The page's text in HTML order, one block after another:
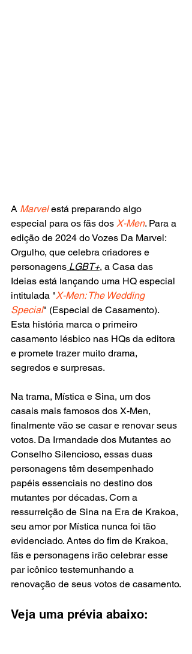
A Marvel está preparando algo
especial para os fãs dos X-Men. Para a
edição de 2024 do Vozes Da Marvel:
Orgulho, que celebra criadores e
personagens LGBT+, a Casa das
Ideias está lançando uma HQ especial
intitulada "X-Men: The Wedding
Special" (Especial de Casamento).
Esta história marca o primeiro
casamento lésbico nas HQs da editora
e promete trazer muito drama,
segredos e surpresas.
Na trama, Mística e Sina, um dos
casais mais famosos dos X-Men,
finalmente vão se casar e renovar seus
votos. Da Irmandade dos Mutantes ao
Conselho Silencioso, essas duas
personagens têm desempenhado
papéis essenciais no destino dos
mutantes por décadas. Com a
ressurreição de Sina na Era de Krakoa,
seu amor por Mística nunca foi tão
evidenciado. Antes do fim de Krakoa,
fãs e personagens irão celebrar esse
par icônico testemunhando a
renovação de seus votos de casamento.
Veja uma prévia abaixo: